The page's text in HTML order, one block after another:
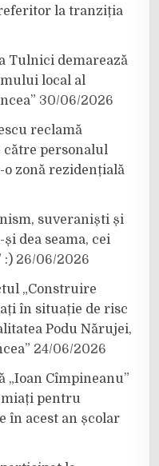
la tranziția
Tulnici demarează
local al
30/06/2026
reclamă
personalul
zonă rezidențială
suveraniști și
dea seama, cei
:) 26/06/2026
„Construire
în situație de risc
Podu Nărujei,
24/06/2026
„Ioan Cîmpineanu”
pentru
în acest an școlar